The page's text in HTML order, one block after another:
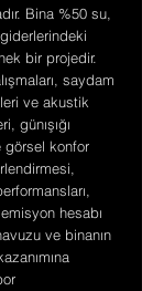
Bina %50 su,
bir projedir.
saydam
ve akustik
günışığı
görsel konfor
hesabı
ve binanın